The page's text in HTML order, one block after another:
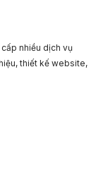
nhiều dịch vụ
thiết kế website,